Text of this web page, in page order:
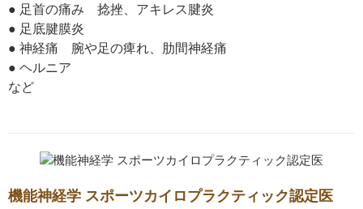
● 足首の痛み 捻挫、アキレス腱炎
● 足底腱膜炎
● 神経痛 腕や足の痺れ、肋間神経痛
● ヘルニア
など
機能神経学 スポーツカイロプラクティック認定医